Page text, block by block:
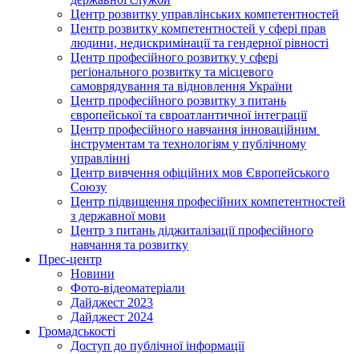
Центр розвитку управлінських компетентностей
Центр розвитку компетентностей у сфері прав
людини, недискримінації та гендерної рівності
Центр професійного розвитку у сфері
регіонального розвитку та місцевого
самоврядування та відновлення України
Центр професійного розвитку з питань
європейської та євроатлантичної інтеграції
Центр професійного навчання інноваційним
інструментам та технологіям у публічному
управлінні
Центр вивчення офіційних мов Європейського
Союзу
Центр підвищення професійних компетентностей
з державної мови
Центр з питань діджиталізації професійного
навчання та розвитку
Прес-центр
Новини
Фото-відеоматеріали
Дайджест 2023
Дайджест 2024
Громадськості
Доступ до публічної інформації